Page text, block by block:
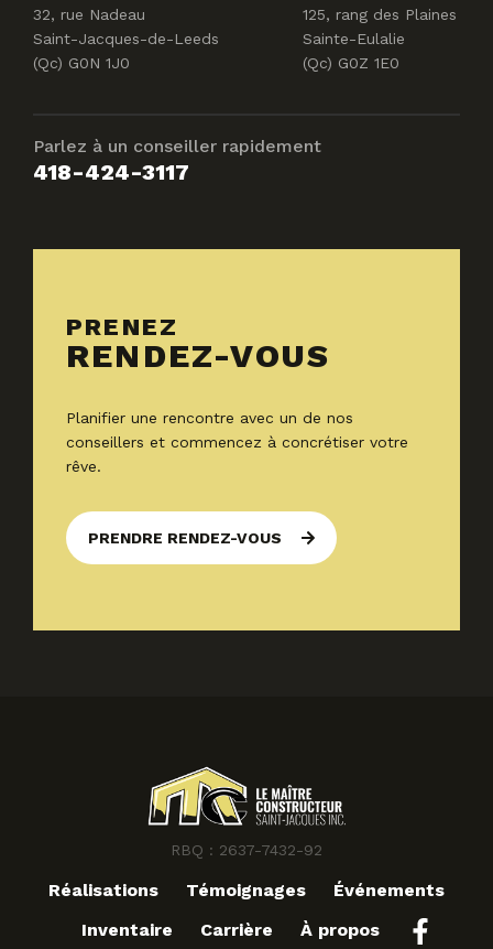
32, rue Nadeau
Saint-Jacques-de-Leeds
(Qc) G0N 1J0
125, rang des Plaines
Sainte-Eulalie
(Qc) G0Z 1E0
Parlez à un conseiller rapidement
418-424-3117
PRENEZ
RENDEZ-VOUS
Planifier une rencontre avec un de nos
conseillers et commencez à concrétiser votre
rêve.
PRENDRE RENDEZ-VOUS
RBQ : 2637-7432-92
Réalisations Témoignages
Événements
Inventaire
Carrière À propos